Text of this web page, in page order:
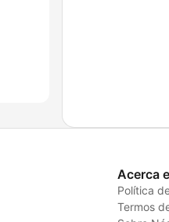
Acerca
Política
Termos